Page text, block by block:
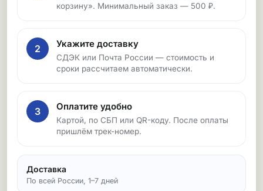
корзину». Минимальный заказ — 500 ₽.
2 Укажите доставку
СДЭК или Почта России — стоимость и
сроки рассчитаем автоматически.
3 Оплатите удобно
Картой, по СБП или QR-коду. После оплаты
пришлём трек-номер.
Доставка
По всей России, 1–7 дней